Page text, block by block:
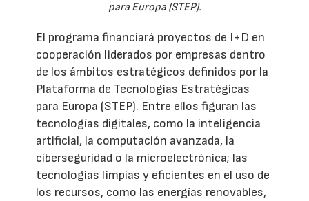
para Europa (STEP).
El programa financiará proyectos de I+D en
cooperación liderados por empresas dentro
de los ámbitos estratégicos definidos por la
Plataforma de Tecnologías Estratégicas
para Europa (STEP). Entre ellos figuran las
tecnologías digitales, como la inteligencia
artificial, la computación avanzada, la
ciberseguridad o la microelectrónica; las
tecnologías limpias y eficientes en el uso de
los recursos, como las energías renovables,